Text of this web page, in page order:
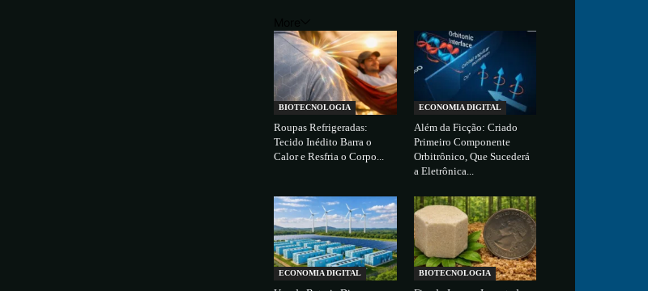
BIOTECNOLOGIA
Roupas Refrigeradas:
Tecido Inédito Barra o
Calor e Resfria o Corpo...
ECONOMIA DIGITAL
Além da Ficção: Criado
Primeiro Componente
Orbitrônico, Que Sucederá
a Eletrônica...
ECONOMIA DIGITAL BIOTECNOLOGIA